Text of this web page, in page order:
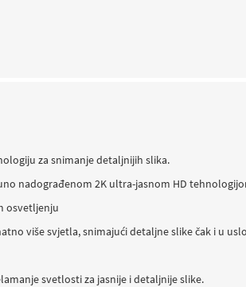
za snimanje detaljnijih slika.
nadograđenom 2K ultra-jasnom HD
osvetljenju
više svjetla, snimajući detaljne slike čak i u
svetlosti za jasnije i detaljnije slike.